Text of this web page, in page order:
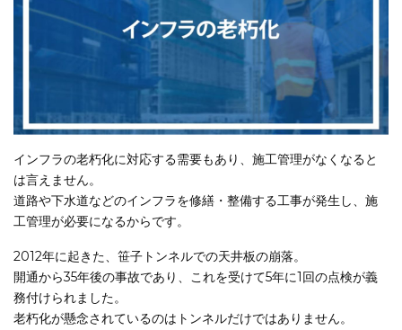
インフラの老朽化に対応する需要もあり、施工管理がなくなると
は言えません。
道路や下水道などのインフラを修繕・整備する工事が発生し、施
工管理が必要になるからです。
2012年に起きた、笹子トンネルでの天井板の崩落。
開通から35年後の事故であり、これを受けて5年に1回の点検が義
務付けられました。
老朽化が懸念されているのはトンネルだけではありません。